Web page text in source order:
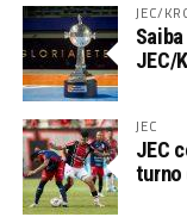
JEC/
JEC/
JEC
JEC
turno